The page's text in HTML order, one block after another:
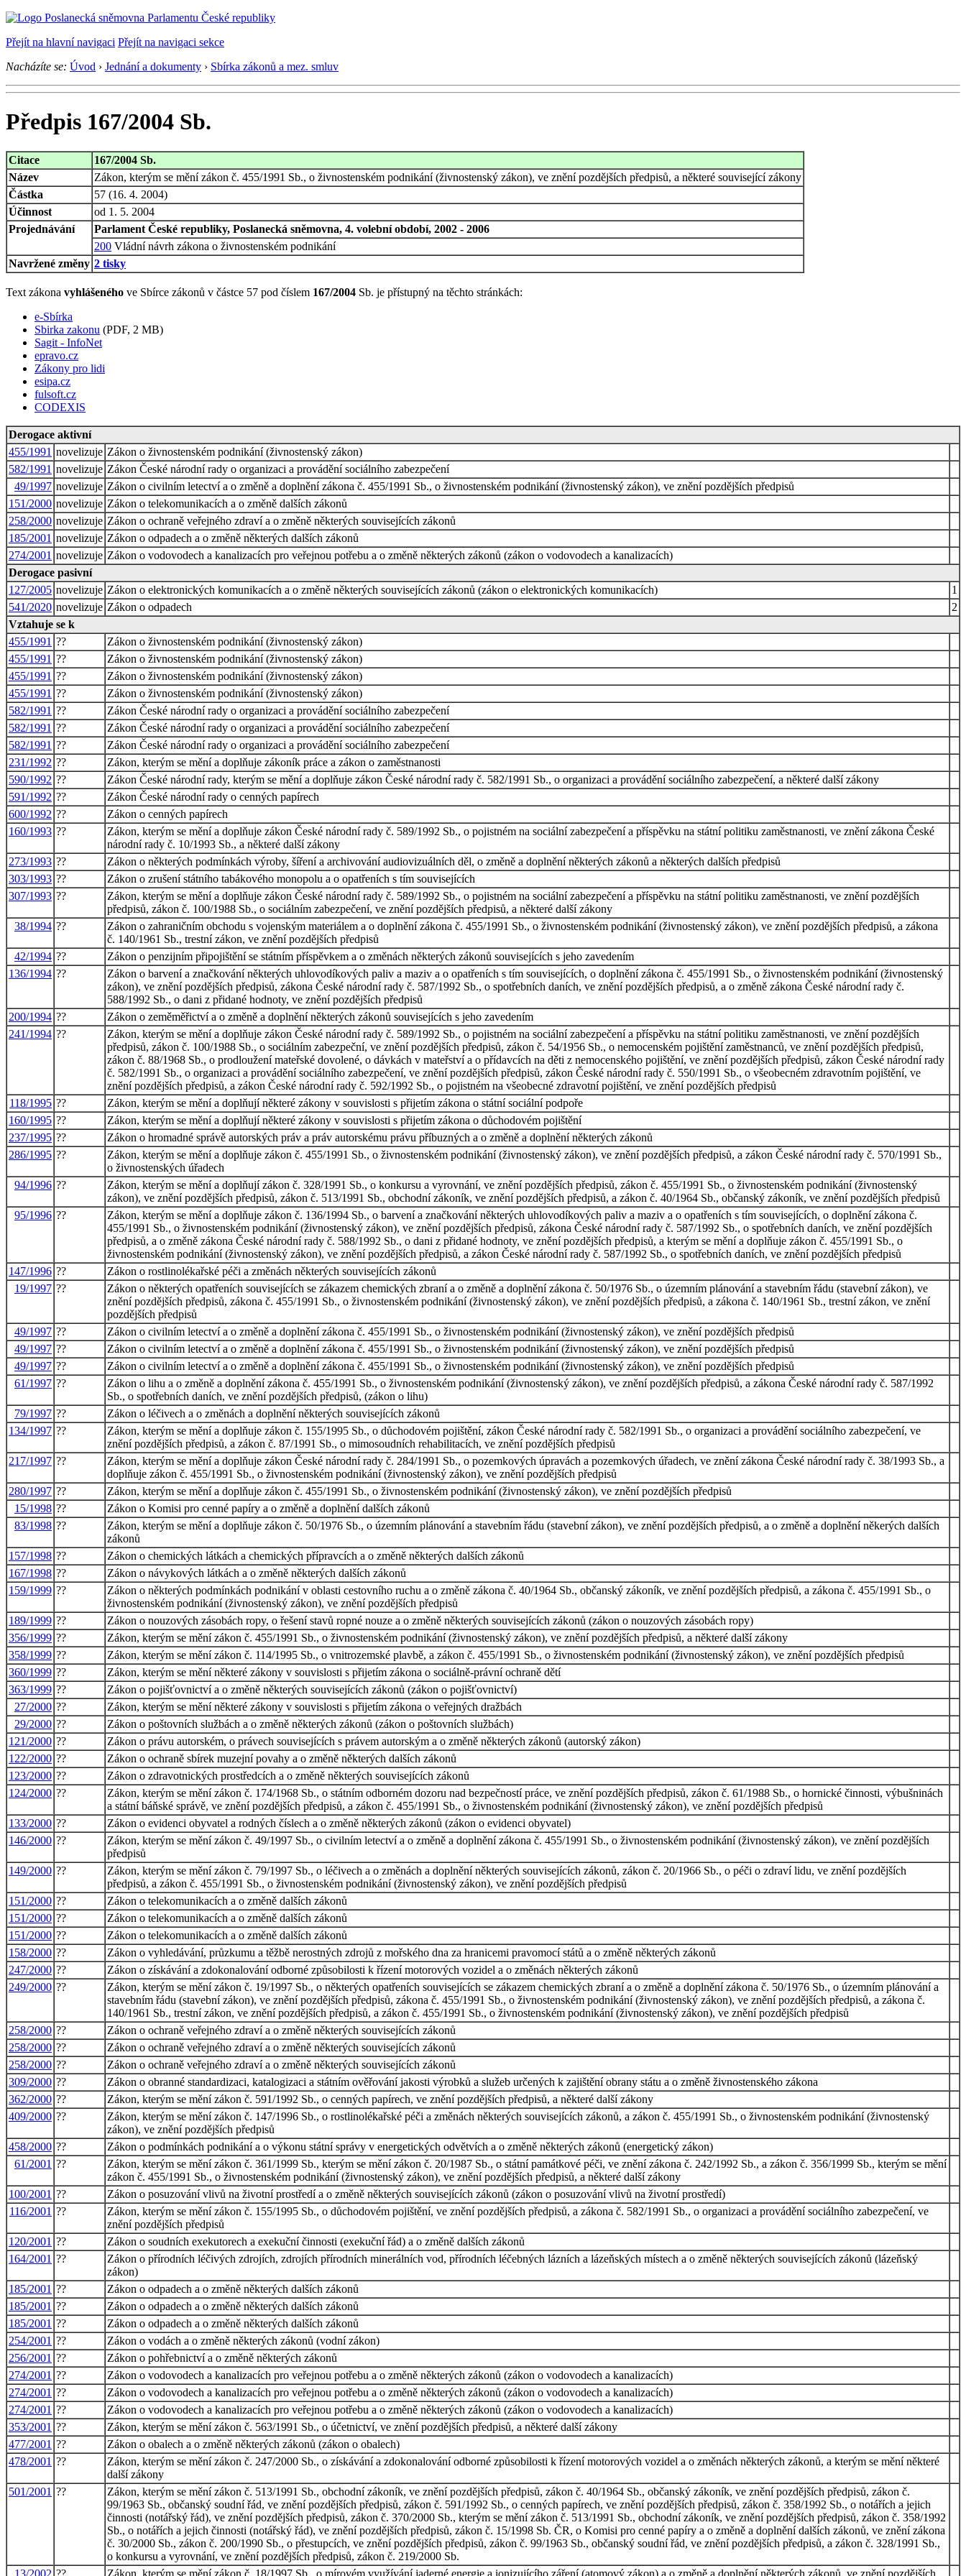
Přejít na hlavní navigaci Přejít na navigaci sekce
Nacházíte se: Úvod › Jednání a dokumenty › Sbírka zákonů a mez. smluv
Předpis 167/2004 Sb.
Citace
167/2004 Sb.
Název
Zákon, kterým se mění zákon č. 455/1991 Sb., o živnostenském podnikání (živnostenský zákon), ve znění pozdějších předpisů, a některé související zákony
Částka
57 (16. 4. 2004)
Účinnost
od 1. 5. 2004
Projednávání
Parlament České republiky, Poslanecká sněmovna, 4. volební období, 2002 - 2006
200 Vládní návrh zákona o živnostenském podnikání
Navržené změny 2 tisky
Text zákona vyhlášeného ve Sbírce zákonů v částce 57 pod číslem 167/2004 Sb. je přístupný na těchto stránkách:
e-Sbírka
Sbirka zakonu (PDF, 2 MB)
Sagit - InfoNet
epravo.cz
Zákony pro lidi
esipa.cz
fulsoft.cz
CODEXIS
Derogace aktivní
455/1991 novelizuje Zákon o živnostenském podnikání (živnostenský zákon)
582/1991 novelizuje Zákon České národní rady o organizaci a provádění sociálního zabezpečení
49/1997 novelizuje Zákon o civilním letectví a o změně a doplnění zákona č. 455/1991 Sb., o živnostenském podnikání (živnostenský zákon), ve znění pozdějších předpisů
151/2000 novelizuje Zákon o telekomunikacích a o změně dalších zákonů
258/2000 novelizuje Zákon o ochraně veřejného zdraví a o změně některých souvisejících zákonů
185/2001 novelizuje Zákon o odpadech a o změně některých dalších zákonů
274/2001 novelizuje Zákon o vodovodech a kanalizacích pro veřejnou potřebu a o změně některých zákonů (zákon o vodovodech a kanalizacích)
Derogace pasivní
127/2005 novelizuje Zákon o elektronických komunikacích a o změně některých souvisejících zákonů (zákon o elektronických komunikacích)
1
541/2020 novelizuje Zákon o odpadech
2
Vztahuje se k
455/1991 ??
Zákon o živnostenském podnikání (živnostenský zákon)
455/1991 ??
Zákon o živnostenském podnikání (živnostenský zákon)
455/1991 ??
Zákon o živnostenském podnikání (živnostenský zákon)
455/1991 ??
Zákon o živnostenském podnikání (živnostenský zákon)
582/1991 ??
Zákon České národní rady o organizaci a provádění sociálního zabezpečení
582/1991 ??
Zákon České národní rady o organizaci a provádění sociálního zabezpečení
582/1991 ??
Zákon České národní rady o organizaci a provádění sociálního zabezpečení
231/1992 ??
Zákon, kterým se mění a doplňuje zákoník práce a zákon o zaměstnanosti
590/1992 ??
Zákon České národní rady, kterým se mění a doplňuje zákon České národní rady č. 582/1991 Sb., o organizaci a provádění sociálního zabezpečení, a některé další zákony
591/1992 ??
Zákon České národní rady o cenných papírech
600/1992 ??
Zákon o cenných papírech
160/1993 ??
Zákon, kterým se mění a doplňuje zákon České národní rady č. 589/1992 Sb., o pojistném na sociální zabezpečení a příspěvku na státní politiku zaměstnanosti, ve znění zákona České
národní rady č. 10/1993 Sb., a některé další zákony
273/1993 ??
Zákon o některých podmínkách výroby, šíření a archivování audiovizuálních děl, o změně a doplnění některých zákonů a některých dalších předpisů
303/1993 ??
Zákon o zrušení státního tabákového monopolu a o opatřeních s tím souvisejících
307/1993 ??
Zákon, kterým se mění a doplňuje zákon České národní rady č. 589/1992 Sb., o pojistném na sociální zabezpečení a příspěvku na státní politiku zaměstnanosti, ve znění pozdějších
předpisů, zákon č. 100/1988 Sb., o sociálním zabezpečení, ve znění pozdějších předpisů, a některé další zákony
38/1994 ??
Zákon o zahraničním obchodu s vojenským materiálem a o doplnění zákona č. 455/1991 Sb., o živnostenském podnikání (živnostenský zákon), ve znění pozdějších předpisů, a zákona
č. 140/1961 Sb., trestní zákon, ve znění pozdějších předpisů
42/1994 ??
Zákon o penzijním připojištění se státním příspěvkem a o změnách některých zákonů souvisejících s jeho zavedením
136/1994 ??
Zákon o barvení a značkování některých uhlovodíkových paliv a maziv a o opatřeních s tím souvisejících, o doplnění zákona č. 455/1991 Sb., o živnostenském podnikání (živnostenský
zákon), ve znění pozdějších předpisů, zákona České národní rady č. 587/1992 Sb., o spotřebních daních, ve znění pozdějších předpisů, a o změně zákona České národní rady č.
588/1992 Sb., o dani z přidané hodnoty, ve znění pozdějších předpisů
200/1994 ??
Zákon o zeměměřictví a o změně a doplnění některých zákonů souvisejících s jeho zavedením
241/1994 ??
Zákon, kterým se mění a doplňuje zákon České národní rady č. 589/1992 Sb., o pojistném na sociální zabezpečení a příspěvku na státní politiku zaměstnanosti, ve znění pozdějších
předpisů, zákon č. 100/1988 Sb., o sociálním zabezpeční, ve znění pozdějších předpisů, zákon č. 54/1956 Sb., o nemocenském pojištění zaměstnanců, ve znění pozdějších předpisů,
zákon č. 88/1968 Sb., o prodloužení mateřské dovolené, o dávkách v mateřství a o přídavcích na děti z nemocenského pojištění, ve znění pozdějších předpisů, zákon České národní rady
č. 582/1991 Sb., o organizaci a provádění sociálního zabezpečení, ve znění pozdějších předpisů, zákon České národní rady č. 550/1991 Sb., o všeobecném zdravotním pojištění, ve
znění pozdějších předpisů, a zákon České národní rady č. 592/1992 Sb., o pojistném na všeobecné zdravotní pojištění, ve znění pozdějších předpisů
118/1995 ??
Zákon, kterým se mění a doplňují některé zákony v souvislosti s přijetím zákona o státní sociální podpoře
160/1995 ??
Zákon, kterým se mění a doplňují některé zákony v souvislosti s přijetím zákona o důchodovém pojištění
237/1995 ??
Zákon o hromadné správě autorských práv a práv autorskému právu příbuzných a o změně a doplnění některých zákonů
286/1995 ??
Zákon, kterým se mění a doplňuje zákon č. 455/1991 Sb., o živnostenském podnikání (živnostenský zákon), ve znění pozdějších předpisů, a zákon České národní rady č. 570/1991 Sb.,
o živnostenských úřadech
94/1996 ??
Zákon, kterým se mění a doplňují zákon č. 328/1991 Sb., o konkursu a vyrovnání, ve znění pozdějších předpisů, zákon č. 455/1991 Sb., o živnostenském podnikání (živnostenský
zákon), ve znění pozdějších předpisů, zákon č. 513/1991 Sb., obchodní zákoník, ve znění pozdějších předpisů, a zákon č. 40/1964 Sb., občanský zákoník, ve znění pozdějších předpisů
95/1996 ??
Zákon, kterým se mění a doplňuje zákon č. 136/1994 Sb., o barvení a značkování některých uhlovodíkových paliv a maziv a o opatřeních s tím souvisejících, o doplnění zákona č.
455/1991 Sb., o živnostenském podnikání (živnostenský zákon), ve znění pozdějších předpisů, zákona České národní rady č. 587/1992 Sb., o spotřebních daních, ve znění pozdějších
předpisů, a o změně zákona České národní rady č. 588/1992 Sb., o dani z přidané hodnoty, ve znění pozdějších předpisů, a kterým se mění a doplňuje zákon č. 455/1991 Sb., o
živnostenském podnikání (živnostenský zákon), ve znění pozdějších předpisů, a zákon České národní rady č. 587/1992 Sb., o spotřebních daních, ve znění pozdějších předpisů
147/1996 ??
Zákon o rostlinolékařské péči a změnách některých souvisejících zákonů
19/1997 ??
Zákon o některých opatřeních souvisejících se zákazem chemických zbraní a o změně a doplnění zákona č. 50/1976 Sb., o územním plánování a stavebním řádu (stavební zákon), ve
znění pozdějších předpisů, zákona č. 455/1991 Sb., o živnostenském podnikání (živnostenský zákon), ve znění pozdějších předpisů, a zákona č. 140/1961 Sb., trestní zákon, ve znění
pozdějších předpisů
49/1997 ??
Zákon o civilním letectví a o změně a doplnění zákona č. 455/1991 Sb., o živnostenském podnikání (živnostenský zákon), ve znění pozdějších předpisů
49/1997 ??
Zákon o civilním letectví a o změně a doplnění zákona č. 455/1991 Sb., o živnostenském podnikání (živnostenský zákon), ve znění pozdějších předpisů
49/1997 ??
Zákon o civilním letectví a o změně a doplnění zákona č. 455/1991 Sb., o živnostenském podnikání (živnostenský zákon), ve znění pozdějších předpisů
61/1997 ??
Zákon o lihu a o změně a doplnění zákona č. 455/1991 Sb., o živnostenském podnikání (živnostenský zákon), ve znění pozdějších předpisů, a zákona České národní rady č. 587/1992
Sb., o spotřebních daních, ve znění pozdějších předpisů, (zákon o lihu)
79/1997 ??
Zákon o léčivech a o změnách a doplnění některých souvisejících zákonů
134/1997 ??
Zákon, kterým se mění a doplňuje zákon č. 155/1995 Sb., o důchodovém pojištění, zákon České národní rady č. 582/1991 Sb., o organizaci a provádění sociálního zabezpečení, ve
znění pozdějších předpisů, a zákon č. 87/1991 Sb., o mimosoudních rehabilitacích, ve znění pozdějších předpisů
217/1997 ??
Zákon, kterým se mění a doplňuje zákon České národní rady č. 284/1991 Sb., o pozemkových úpravách a pozemkových úřadech, ve znění zákona České národní rady č. 38/1993 Sb., a
doplňuje zákon č. 455/1991 Sb., o živnostenském podnikání (živnostenský zákon), ve znění pozdějších předpisů
280/1997 ??
Zákon, kterým se mění a doplňuje zákon č. 455/1991 Sb., o živnostenském podnikání (živnostenský zákon), ve znění pozdějších předpisů
15/1998 ??
Zákon o Komisi pro cenné papíry a o změně a doplnění dalších zákonů
83/1998 ??
Zákon, kterým se mění a doplňuje zákon č. 50/1976 Sb., o územním plánování a stavebním řádu (stavební zákon), ve znění pozdějších předpisů, a o změně a doplnění někerých dalších
zákonů
157/1998 ??
Zákon o chemických látkách a chemických přípravcích a o změně některých dalších zákonů
167/1998 ??
Zákon o návykových látkách a o změně některých dalších zákonů
159/1999 ??
Zákon o některých podmínkách podnikání v oblasti cestovního ruchu a o změně zákona č. 40/1964 Sb., občanský zákoník, ve znění pozdějších předpisů, a zákona č. 455/1991 Sb., o
živnostenském podnikání (živnostenský zákon), ve znění pozdějších předpisů
189/1999 ??
Zákon o nouzových zásobách ropy, o řešení stavů ropné nouze a o změně některých souvisejících zákonů (zákon o nouzových zásobách ropy)
356/1999 ??
Zákon, kterým se mění zákon č. 455/1991 Sb., o živnostenském podnikání (živnostenský zákon), ve znění pozdějších předpisů, a některé další zákony
358/1999 ??
Zákon, kterým se mění zákon č. 114/1995 Sb., o vnitrozemské plavbě, a zákon č. 455/1991 Sb., o živnostenském podnikání (živnostenský zákon), ve znění pozdějších předpisů
360/1999 ??
Zákon, kterým se mění některé zákony v souvislosti s přijetím zákona o sociálně-právní ochraně dětí
363/1999 ??
Zákon o pojišťovnictví a o změně některých souvisejících zákonů (zákon o pojišťovnictví)
27/2000 ??
Zákon, kterým se mění některé zákony v souvislosti s přijetím zákona o veřejných dražbách
29/2000 ??
Zákon o poštovních službách a o změně některých zákonů (zákon o poštovních službách)
121/2000 ??
Zákon o právu autorském, o právech souvisejících s právem autorským a o změně některých zákonů (autorský zákon)
122/2000 ??
Zákon o ochraně sbírek muzejní povahy a o změně některých dalších zákonů
123/2000 ??
Zákon o zdravotnických prostředcích a o změně některých souvisejících zákonů
124/2000 ??
Zákon, kterým se mění zákon č. 174/1968 Sb., o státním odborném dozoru nad bezpečností práce, ve znění pozdějších předpisů, zákon č. 61/1988 Sb., o hornické činnosti, výbušninách
a státní báňské správě, ve znění pozdějších předpisů, a zákon č. 455/1991 Sb., o živnostenském podnikání (živnostenský zákon), ve znění pozdějších předpisů
133/2000 ??
Zákon o evidenci obyvatel a rodných číslech a o změně některých zákonů (zákon o evidenci obyvatel)
146/2000 ??
Zákon, kterým se mění zákon č. 49/1997 Sb., o civilním letectví a o změně a doplnění zákona č. 455/1991 Sb., o živnostenském podnikání (živnostenský zákon), ve znění pozdějších
předpisů
149/2000 ??
Zákon, kterým se mění zákon č. 79/1997 Sb., o léčivech a o změnách a doplnění některých souvisejících zákonů, zákon č. 20/1966 Sb., o péči o zdraví lidu, ve znění pozdějších
předpisů, a zákon č. 455/1991 Sb., o živnostenském podnikání (živnostenský zákon), ve znění pozdějších předpisů
151/2000 ??
Zákon o telekomunikacích a o změně dalších zákonů
151/2000 ??
Zákon o telekomunikacích a o změně dalších zákonů
151/2000 ??
Zákon o telekomunikacích a o změně dalších zákonů
158/2000 ??
Zákon o vyhledávání, průzkumu a těžbě nerostných zdrojů z mořského dna za hranicemi pravomocí států a o změně některých zákonů
247/2000 ??
Zákon o získávání a zdokonalování odborné způsobilosti k řízení motorových vozidel a o změnách některých zákonů
249/2000 ??
Zákon, kterým se mění zákon č. 19/1997 Sb., o některých opatřeních souvisejících se zákazem chemických zbraní a o změně a doplnění zákona č. 50/1976 Sb., o územním plánování a
stavebním řádu (stavební zákon), ve znění pozdějších předpisů, zákona č. 455/1991 Sb., o živnostenském podnikání (živnostenský zákon), ve znění pozdějších předpisů, a zákona č.
140/1961 Sb., trestní zákon, ve znění pozdějších předpisů, a zákon č. 455/1991 Sb., o živnostenském podnikání (živnostenský zákon), ve znění pozdějších předpisů
258/2000 ??
Zákon o ochraně veřejného zdraví a o změně některých souvisejících zákonů
258/2000 ??
Zákon o ochraně veřejného zdraví a o změně některých souvisejících zákonů
258/2000 ??
Zákon o ochraně veřejného zdraví a o změně některých souvisejících zákonů
309/2000 ??
Zákon o obranné standardizaci, katalogizaci a státním ověřování jakosti výrobků a služeb určených k zajištění obrany státu a o změně živnostenského zákona
362/2000 ??
Zákon, kterým se mění zákon č. 591/1992 Sb., o cenných papírech, ve znění pozdějších předpisů, a některé další zákony
409/2000 ??
Zákon, kterým se mění zákon č. 147/1996 Sb., o rostlinolékařské péči a změnách některých souvisejících zákonů, a zákon č. 455/1991 Sb., o živnostenském podnikání (živnostenský
zákon), ve znění pozdějších předpisů
458/2000 ??
Zákon o podmínkách podnikání a o výkonu státní správy v energetických odvětvích a o změně některých zákonů (energetický zákon)
61/2001 ??
Zákon, kterým se mění zákon č. 361/1999 Sb., kterým se mění zákon č. 20/1987 Sb., o státní památkové péči, ve znění zákona č. 242/1992 Sb., a zákon č. 356/1999 Sb., kterým se mění
zákon č. 455/1991 Sb., o živnostenském podnikání (živnostenský zákon), ve znění pozdějších předpisů, a některé další zákony
100/2001 ??
Zákon o posuzování vlivů na životní prostředí a o změně některých souvisejících zákonů (zákon o posuzování vlivů na životní prostředí)
116/2001 ??
Zákon, kterým se mění zákon č. 155/1995 Sb., o důchodovém pojištění, ve znění pozdějších předpisů, a zákona č. 582/1991 Sb., o organizaci a provádění sociálního zabezpečení, ve
znění pozdějších předpisů
120/2001 ??
Zákon o soudních exekutorech a exekuční činnosti (exekuční řád) a o změně dalších zákonů
164/2001 ??
Zákon o přírodních léčivých zdrojích, zdrojích přírodních minerálních vod, přírodních léčebných lázních a lázeňských místech a o změně některých souvisejících zákonů (lázeňský
zákon)
185/2001 ??
Zákon o odpadech a o změně některých dalších zákonů
185/2001 ??
Zákon o odpadech a o změně některých dalších zákonů
185/2001 ??
Zákon o odpadech a o změně některých dalších zákonů
254/2001 ??
Zákon o vodách a o změně některých zákonů (vodní zákon)
256/2001 ??
Zákon o pohřebnictví a o změně některých zákonů
274/2001 ??
Zákon o vodovodech a kanalizacích pro veřejnou potřebu a o změně některých zákonů (zákon o vodovodech a kanalizacích)
274/2001 ??
Zákon o vodovodech a kanalizacích pro veřejnou potřebu a o změně některých zákonů (zákon o vodovodech a kanalizacích)
274/2001 ??
Zákon o vodovodech a kanalizacích pro veřejnou potřebu a o změně některých zákonů (zákon o vodovodech a kanalizacích)
353/2001 ??
Zákon, kterým se mění zákon č. 563/1991 Sb., o účetnictví, ve znění pozdějších předpisů, a některé další zákony
477/2001 ??
Zákon o obalech a o změně některých zákonů (zákon o obalech)
478/2001 ??
Zákon, kterým se mění zákon č. 247/2000 Sb., o získávání a zdokonalování odborné způsobilosti k řízení motorových vozidel a o změnách některých zákonů, a kterým se mění některé
další zákony
501/2001 ??
Zákon, kterým se mění zákon č. 513/1991 Sb., obchodní zákoník, ve znění pozdějších předpisů, zákon č. 40/1964 Sb., občanský zákoník, ve znění pozdějších předpisů, zákon č.
99/1963 Sb., občanský soudní řád, ve znění pozdějších předpisů, zákon č. 591/1992 Sb., o cenných papírech, ve znění pozdějších předpisů, zákon č. 358/1992 Sb., o notářích a jejich
činnosti (notářský řád), ve znění pozdějších předpisů, zákon č. 370/2000 Sb., kterým se mění zákon č. 513/1991 Sb., obchodní zákoník, ve znění pozdějších předpisů, zákon č. 358/1992
Sb., o notářích a jejich činnosti (notářský řád), ve znění pozdějších předpisů, zákon č. 15/1998 Sb. ČR, o Komisi pro cenné papíry a o změně a doplnění dalších zákonů, ve znění zákona
č. 30/2000 Sb., zákon č. 200/1990 Sb., o přestupcích, ve znění pozdějších předpisů, zákon č. 99/1963 Sb., občanský soudní řád, ve znění pozdějších předpisů, a zákon č. 328/1991 Sb.,
o konkursu a vyrovnání, ve znění pozdějších předpisů, zákon č. 219/2000 Sb.
13/2002 ?? Zákon, kterým se mění zákon č. 18/1997 Sb., o mírovém využívání jaderné energie a ionizujícího záření (atomový zákon) a o změně a doplnění některých zákonů, ve znění pozdějších